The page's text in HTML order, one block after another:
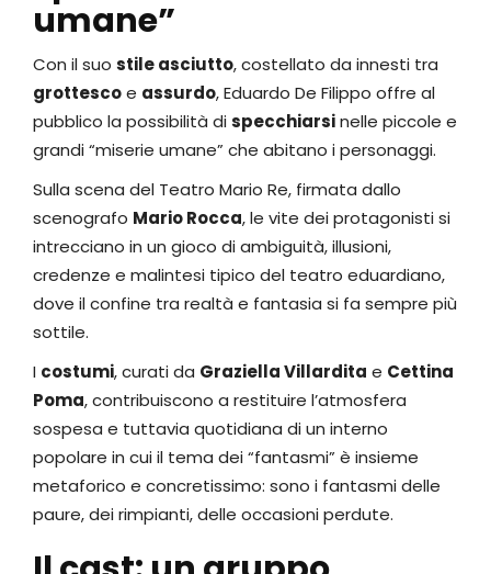
umane”
Con il suo stile asciutto, costellato da innesti tra
grottescoe assurdo, Eduardo De Filippo offre al
pubblico la possibilità dispecchiarsinelle piccole e
grandi “miserie umane” che abitano i personaggi.
Sulla scena del Teatro Mario Re, firmata dallo
scenografo Mario Rocca, le vite dei protagonisti si
intrecciano in un gioco di ambiguità, illusioni,
credenze e malintesi tipico del teatro eduardiano,
dove il confine tra realtà e fantasia si fa sempre più
sottile.
I costumi, curati da Graziella Villardita e Cettina
Poma, contribuiscono a restituire l’atmosfera
sospesa e tuttavia quotidiana di un interno
popolare in cui il tema dei “fantasmi” è insieme
metaforico e concretissimo: sono i fantasmi delle
paure, dei rimpianti, delle occasioni perdute.